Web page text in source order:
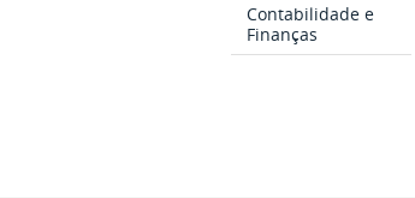
Contabilidade e
Finanças